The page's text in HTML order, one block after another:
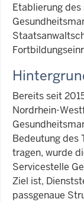
Etablierung
Bereits seit
Nordrhein-
Bedeutung des
tragen, wurde
Servicestelle
Ziel ist,
passgenaue